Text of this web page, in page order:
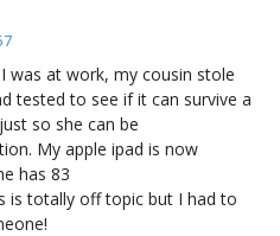
was at work, my cousin stole
tested to see if it can survive a
so she can be
My apple ipad is now
has 83
is totally off topic but I had to